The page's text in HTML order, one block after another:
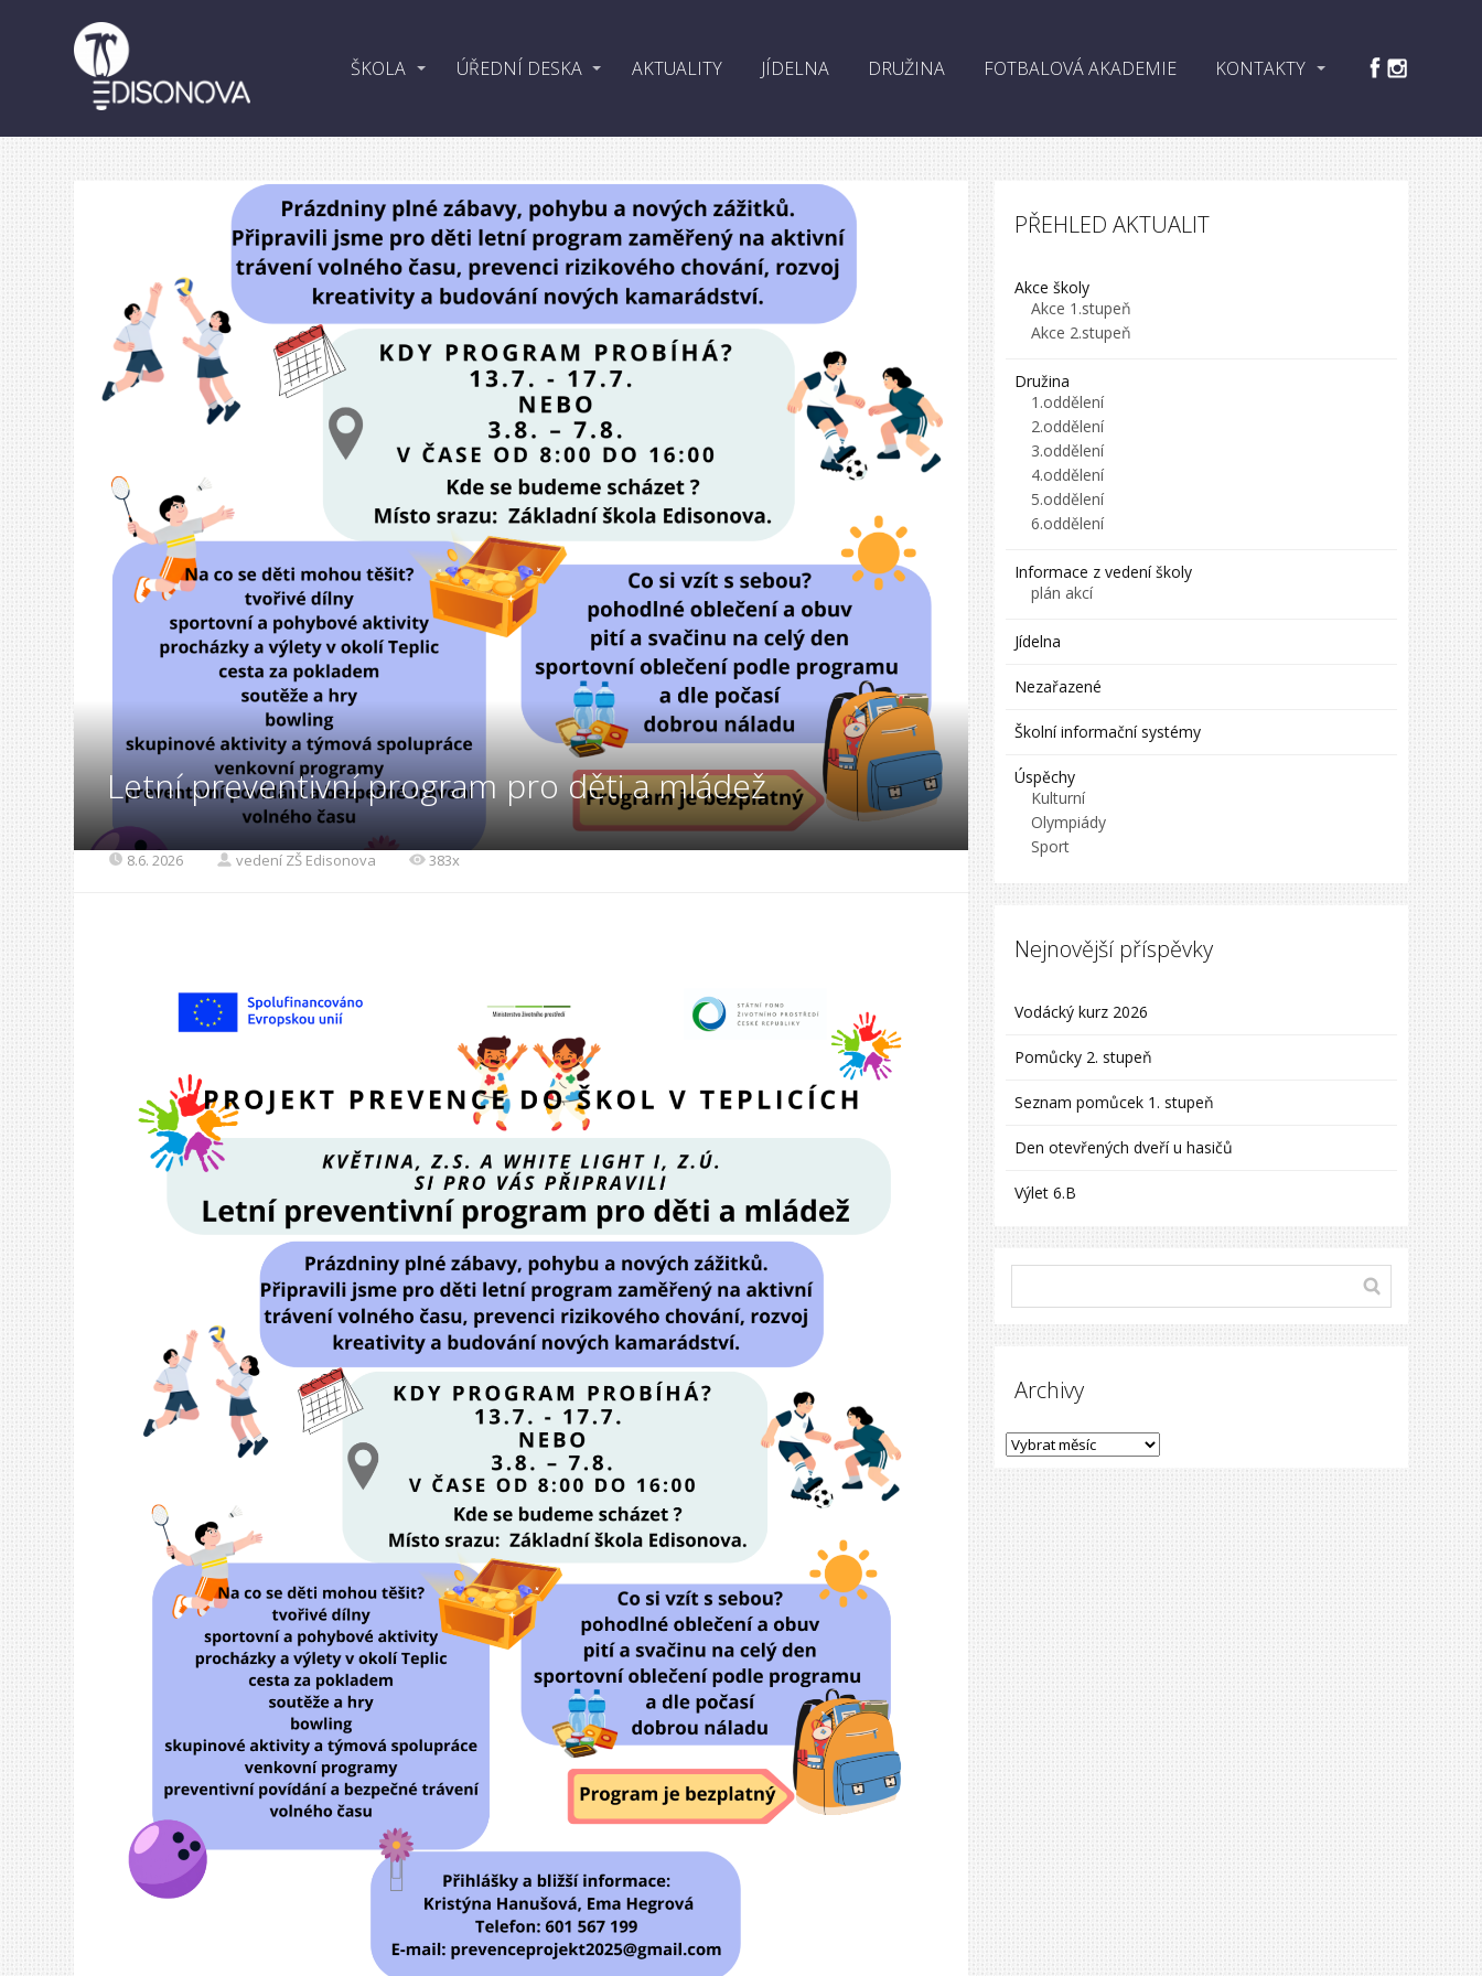
ŠKOLA ÚŘEDNÍ DESKA AKTUALITY JÍDELNA DRUŽINA FOTBALOVÁ AKADEMIE KONTAKTY
Letní preventivní program pro děti a mládež
8.6. 2026 vedení ZŠ Edisonova 383x
PŘEHLED AKTUALIT
Akce školy
Akce 1.stupeň
Akce 2.stupeň
Družina
1.oddělení
2.oddělení
3.oddělení
4.oddělení
5.oddělení
6.oddělení
Informace z vedení školy
plán akcí
Jídelna
Nezařazené
Školní informační systémy
Úspěchy
Kulturní
Olympiády
Sport
Nejnovější příspěvky
Vodácký kurz 2026
Pomůcky 2. stupeň
Seznam pomůcek 1. stupeň
Den otevřených dveří u hasičů
Výlet 6.B
Archivy